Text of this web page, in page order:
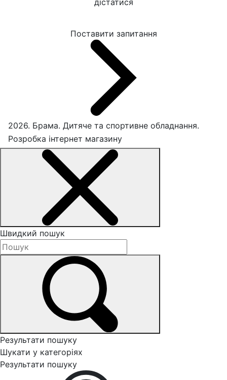
дістатися
Поставити запитання
2026. Брама. Дитяче та спортивне обладнання.
Розробка інтернет магазину
Швидкий пошук
Результати пошуку
Шукати у категоріях
Результати пошуку